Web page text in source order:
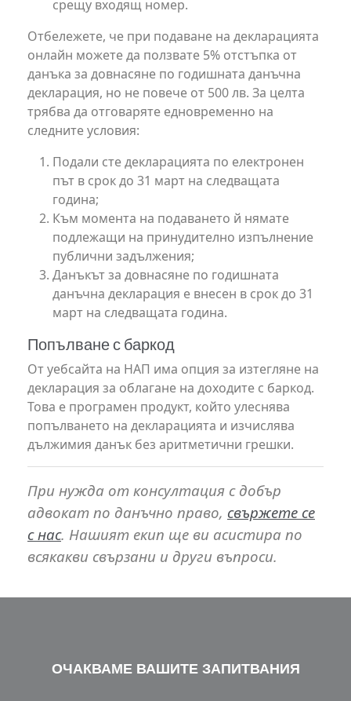
срещу входящ номер.
Отбележете, че при подаване на декларацията
онлайн можете да ползвате 5% отстъпка от
данъка за довнасяне по годишната данъчна
декларация, но не повече от 500 лв. За целта
трябва да отговаряте едновременно на
следните условия:
Подали сте декларацията по електронен
път в срок до 31 март на следващата
година;
Към момента на подаването й нямате
подлежащи на принудително изпълнение
публични задължения;
Данъкът за довнасяне по годишната
данъчна декларация е внесен в срок до 31
март на следващата година.
Попълване с баркод
От уебсайта на НАП има опция за изтегляне на
декларация за облагане на доходите с баркод.
Това е програмен продукт, който улеснява
попълването на декларацията и изчислява
дължимия данък без аритметични грешки.
При нужда от консултация с добър
адвокат по данъчно право, свържете се
с нас. Нашият екип ще ви асистира по
всякакви свързани и други въпроси.
ОЧАКВАМЕ ВАШИТЕ ЗАПИТВАНИЯ